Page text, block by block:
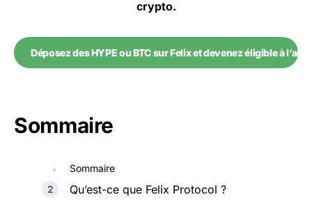
crypto.
Déposez des HYPE ou BTC sur Felix et devenez éligible à
Sommaire
Sommaire
Qu’est-ce que Felix Protocol ?